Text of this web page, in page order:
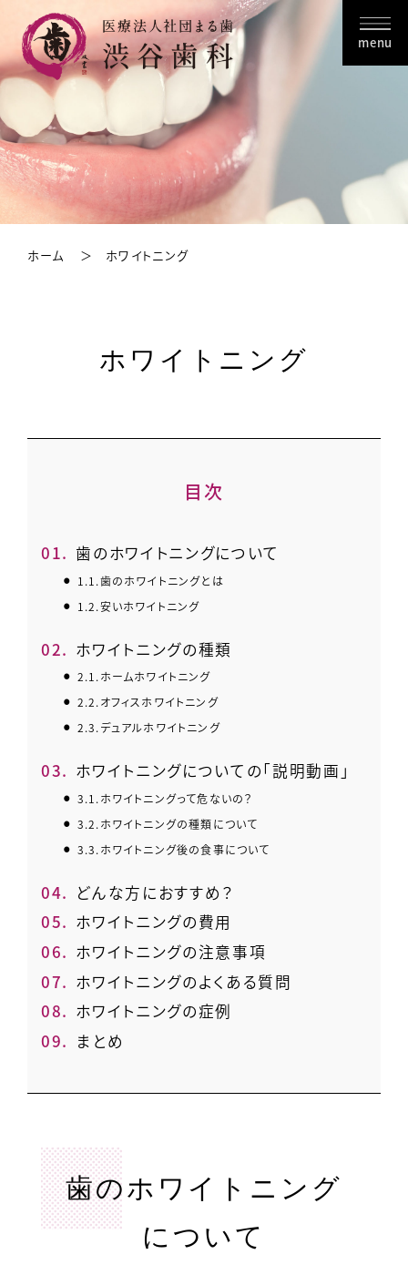
ホーム ホワイトニング
ホワイトニング
目次
1. 歯のホワイトニングについて
1.1.歯のホワイトニングとは
1.2.安いホワイトニング
2. ホワイトニングの種類
2.1. ホームホワイトニング
2.2. オフィスホワイトニング
2.3. デュアルホワイトニング
3. ホワイトニングについての「説明動画」
3.1. ホワイトニングって危ないの？
3.2. ホワイトニングの種類について
3.3. ホワイトニング後の食事について
4. どんな方におすすめ？
5. ホワイトニングの費用
6. ホワイトニングの注意事項
7. ホワイトニングのよくある質問
8. ホワイトニングの症例
9. まとめ
歯のホワイトニング
について
menu